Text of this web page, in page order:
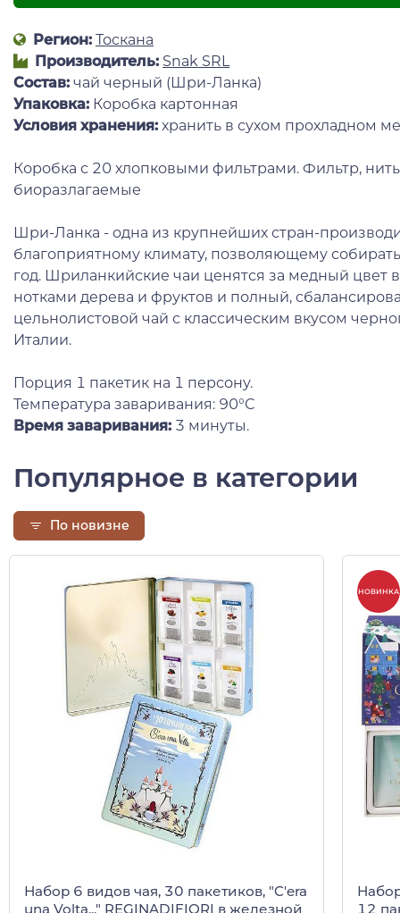
Регион: Тоскана
Производитель: Snak SRL
Состав: чай черный (Шри-Ланка)
Упаковка: Коробка картонная
Условия хранения: хранить в сухом прохладном
Коробка с 20 хлопковыми фильтрами. Фильтр,
биоразлагаемые
Шри-Ланка - одна из крупнейших стран-
благоприятному климату, позволяющему
год. Шриланкийские чаи ценятся за медный цвет
нотками дерева и фруктов и полный,
цельнолистовой чай с классическим вкусом
Италии.
Порция 1 пакетик на 1 персону.
Температура заваривания: 90°С
Время заваривания: 3 минуты.
Популярное в категории
По новизне
Набор 6 видов чая, 30 пакетиков, "C'era
una Volta..." REGINADIFIORI в железной
НОВИНКА
12